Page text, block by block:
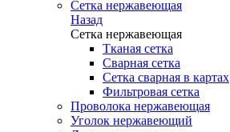
Сетка нержавеющая
Назад
Сетка нержавеющая
Тканая сетка
Сварная сетка
Сетка сварная в картах
Фильтровая сетка
Проволока нержавеющая
Уголок нержавеющий